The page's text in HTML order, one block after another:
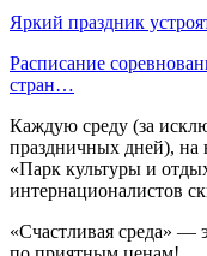
Яркий праздник
Расписание
стран…
Каждую среду (за
праздничных дней), на
«Парк культуры и
интернационалистов
«Счастливая среда» —